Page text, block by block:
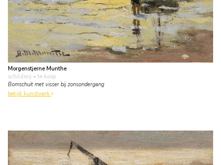
Morgenstjerne Munthe
schilderij • te koop
Bomschuit met visser bij zonsondergang
bekijk kunstwerk